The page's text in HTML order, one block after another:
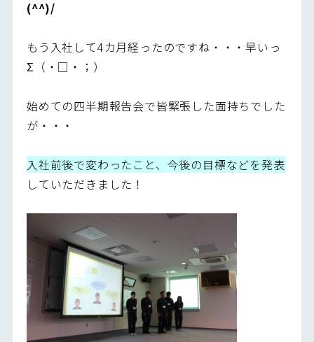
(^^)/
もう入社して4カ月経ったのですね・・・早いっ
Σ（・□・；）
始めての四半期報告会で皆緊張した面持ちでした
が・・・
入社前後で変わったこと、今後の目標などを発表
していただきました！